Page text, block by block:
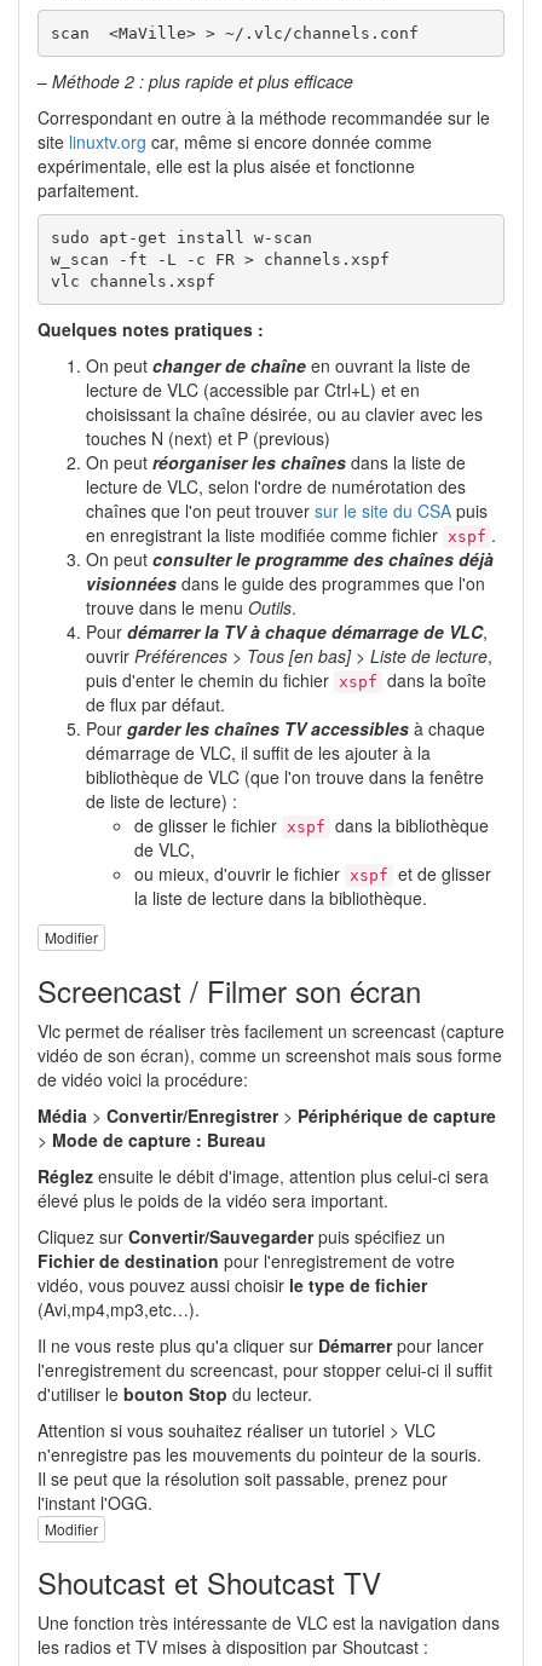
scan  <MaVille> > ~/.vlc/channels.conf
– Méthode 2 : plus rapide et plus efficace
Correspondant en outre à la méthode recommandée sur le
site linuxtv.org car, même si encore donnée comme
expérimentale, elle est la plus aisée et fonctionne
parfaitement.
sudo apt-get install w-scan
w_scan -ft -L -c FR > channels.xspf
vlc channels.xspf
Quelques notes pratiques :
On peut changer de chaîne en ouvrant la liste de
lecture de VLC (accessible par Ctrl+L) et en
choisissant la chaîne désirée, ou au clavier avec les
touches N (next) et P (previous)
On peut réorganiser les chaînes dans la liste de
lecture de VLC, selon l'ordre de numérotation des
chaînes que l'on peut trouver sur le site du CSA puis
en enregistrant la liste modifiée comme fichier xspf .
On peut consulter le programme des chaînes déjà
visionnées dans le guide des programmes que l'on
trouve dans le menu Outils.
Pour démarrer la TV à chaque démarrage de VLC,
ouvrir Préférences > Tous [en bas] > Liste de lecture,
puis d'enter le chemin du fichier xspf dans la boîte
de flux par défaut.
Pour garder les chaînes TV accessibles à chaque
démarrage de VLC, il suffit de les ajouter à la
bibliothèque de VLC (que l'on trouve dans la fenêtre
de liste de lecture) :
de glisser le fichier xspf dans la bibliothèque
de VLC,
ou mieux, d'ouvrir le fichier xspf et de glisser
la liste de lecture dans la bibliothèque.
Modifier
Screencast / Filmer son écran
Vlc permet de réaliser très facilement un screencast (capture
vidéo de son écran), comme un screenshot mais sous forme
de vidéo voici la procédure:
Média > Convertir/Enregistrer> Périphérique de capture
> Mode de capture : Bureau
Réglez ensuite le débit d'image, attention plus celui-ci sera
élevé plus le poids de la vidéo sera important.
Cliquez sur Convertir/Sauvegarderpuis spécifiez un
Fichier de destination pour l'enregistrement de votre
vidéo, vous pouvez aussi choisir le type de fichier
(Avi,mp4,mp3,etc…).
Il ne vous reste plus qu'a cliquer sur Démarrerpour lancer
l'enregistrement du screencast, pour stopper celui-ci il suffit
d'utiliser le bouton Stop du lecteur.
Attention si vous souhaitez réaliser un tutoriel > VLC
n'enregistre pas les mouvements du pointeur de la souris.
Il se peut que la résolution soit passable, prenez pour
l'instant l'OGG.
Modifier
Shoutcast et Shoutcast TV
Une fonction très intéressante de VLC est la navigation dans
les radios et TV mises à disposition par Shoutcast :